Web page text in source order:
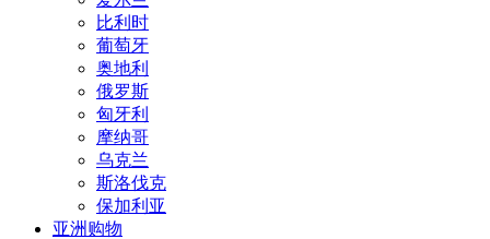
比利时
葡萄牙
奥地利
俄罗斯
匈牙利
摩纳哥
乌克兰
斯洛伐克
保加利亚
亚洲购物